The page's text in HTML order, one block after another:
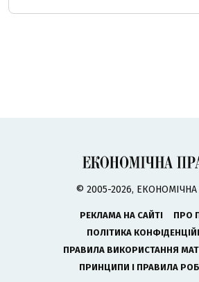
© 2005-2026,
РЕКЛАМА НА САЙТІ
ПРО
ПОЛІТИКА
ПРАВИЛА ВИКОРИСТАННЯ
ПРИНЦИПИ І ПРАВИЛА